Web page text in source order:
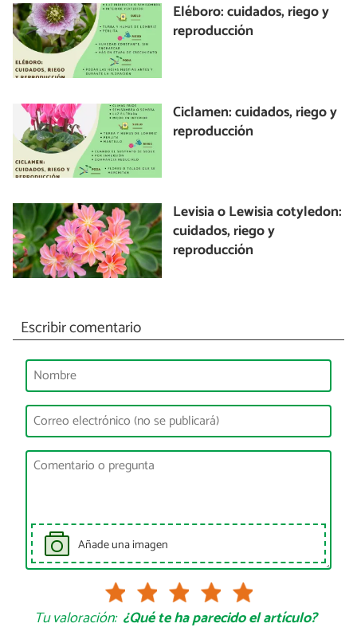
Eléboro: cuidados, riego y
reproducción
Ciclamen: cuidados, riego y
reproducción
Levisia o Lewisia cotyledon:
cuidados, riego y
reproducción
Escribir comentario
Añade una imagen
Tu valoración: ¿Qué te ha parecido el artículo?